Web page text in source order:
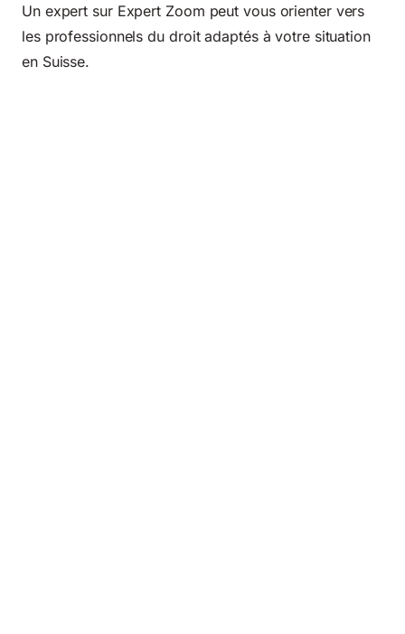
Un expert sur Expert Zoom peut vous orienter vers
les professionnels du droit adaptés à votre situation
en Suisse.